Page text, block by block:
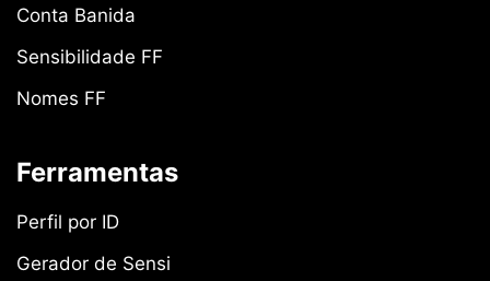
Conta Banida
Sensibilidade FF
Nomes FF
Ferramentas
Perfil por ID
Gerador de Sensi